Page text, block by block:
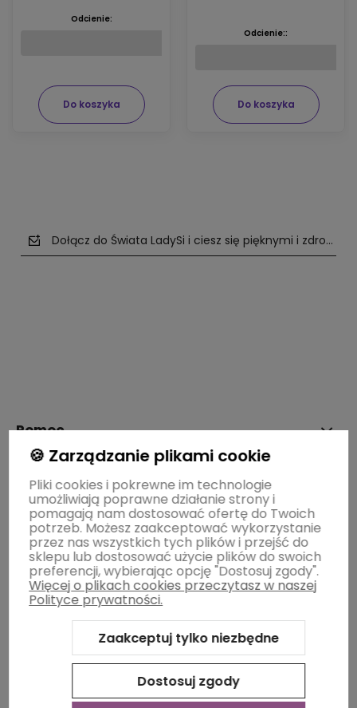
Do koszyka
Odcienie:
Do koszyka
Odcienie::
Dołącz do Świata LadySi i ciesz się pięknymi i
Pomoc
Moje konto
Płatności i dostawa
Informacje
🍪 Zarządzanie plikami cookie
Pliki cookies i pokrewne im technologie
umożliwiają poprawne działanie strony i
pomagają nam dostosować ofertę do Twoich
potrzeb. Możesz zaakceptować wykorzystanie
przez nas wszystkich tych plików i przejść do
sklepu lub dostosować użycie plików do swoich
preferencji, wybierając opcję "Dostosuj zgody".
Więcej o plikach cookies przeczytasz w naszej
Polityce prywatności.
Zaakceptuj tylko niezbędne
Dostosuj zgody